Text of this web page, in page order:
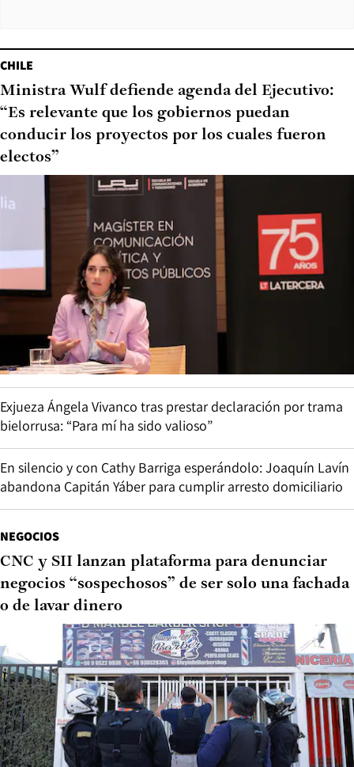
CHILE
Ministra Wulf defiende agenda del Ejecutivo:
“Es relevante que los gobiernos puedan
conducir los proyectos por los cuales fueron
electos”
Exjueza Ángela Vivanco tras prestar declaración por trama
bielorrusa: “Para mí ha sido valioso”
En silencio y con Cathy Barriga esperándolo: Joaquín Lavín
abandona Capitán Yáber para cumplir arresto domiciliario
NEGOCIOS
CNC y SII lanzan plataforma para denunciar
negocios “sospechosos” de ser solo una fachada
o de lavar dinero